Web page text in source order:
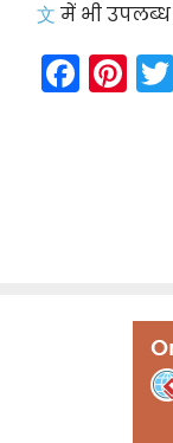
文 में भी उपलब्ध